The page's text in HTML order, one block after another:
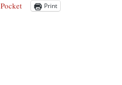
Pocket Print